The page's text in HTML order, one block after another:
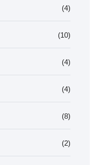
(4)
(10)
(4)
(4)
(8)
(2)